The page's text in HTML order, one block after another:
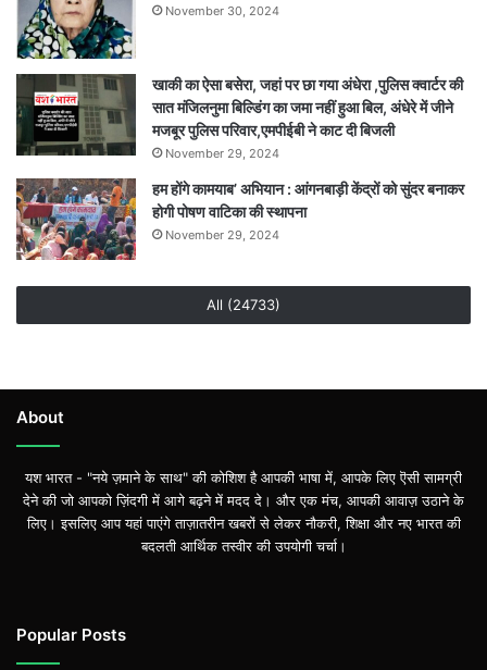
November 30, 2024
खाकी का ऐसा बसेरा, जहां पर छा गया अंधेरा ,पुलिस क्वार्टर की
सात मंजिलनुमा बिल्डिंग का जमा नहीं हुआ बिल, अंधेरे में जीने
मजबूर पुलिस परिवार,एमपीईबी ने काट दी बिजली
November 29, 2024
हम होंगे कामयाब’ अभियान : आंगनबाड़ी केंद्रों को सुंदर बनाकर
होगी पोषण वाटिका की स्थापना
November 29, 2024
All (24733)
About
यश भारत - "नये ज़माने के साथ" की कोशिश है आपकी भाषा में, आपके लिए ऎसी सामग्री
देने की जो आपको ज़िंदगी में आगे बढ़ने में मदद दे। और एक मंच, आपकी आवाज़ उठाने के
लिए। इसलिए आप यहां पाएंगे ताज़ातरीन खबरों से लेकर नौकरी, शिक्षा और नए भारत की
बदलती आर्थिक तस्वीर की उपयोगी चर्चा।
Popular Posts